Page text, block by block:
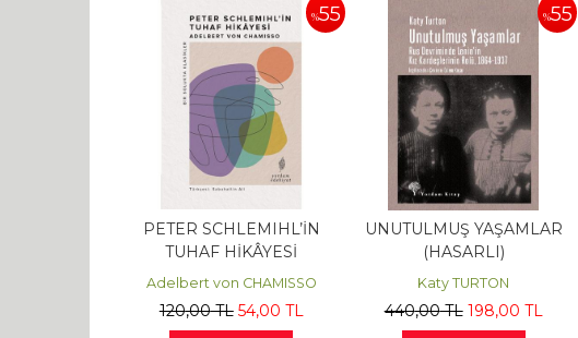
%55
PETER SCHLEMIHL’İN
TUHAF HİKÂYESİ
(HASARLI)
Adelbert von CHAMISSO
120,00TL 54,00 TL
%55
UNUTULMUŞ YAŞAMLAR
(HASARLI)
Katy TURTON
440,00TL 198,00 TL